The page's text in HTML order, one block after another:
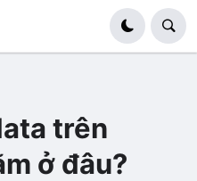
trên
ở đâu?